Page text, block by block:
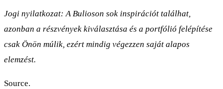
Jogi nyilatkozat: A Bulioson sok inspirációt találhat,
azonban a részvények kiválasztása és a portfólió felépítése
csak Önön múlik, ezért mindig végezzen saját alapos
elemzést.
Source.